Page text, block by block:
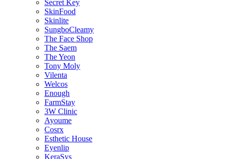
Secret Key
SkinFood
Skinlite
SungboCleamy
The Face Shop
The Saem
The Yeon
Tony Moly
Vilenta
Welcos
Enough
FarmStay
3W Clinic
Ayoume
Cosrx
Esthetic House
Eyenlip
KeraSys